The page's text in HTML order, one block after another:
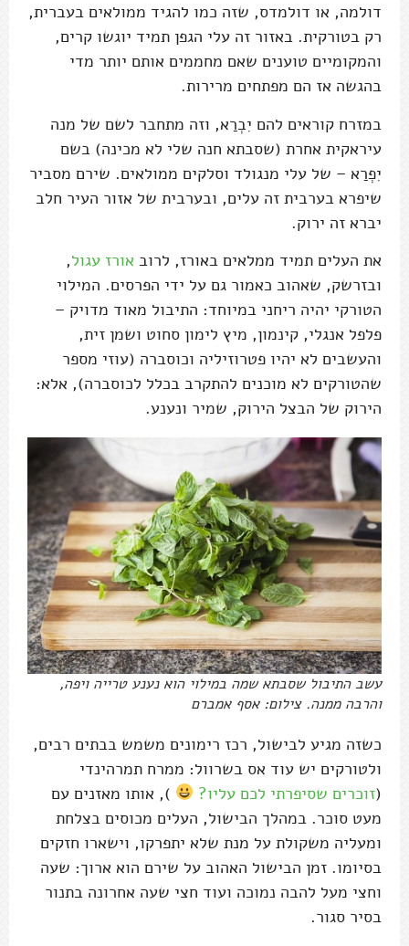
דולמה, או דולמדס, שזה כמו להגיד ממולאים בעברית,
רק בטורקית. באזור זה עלי הגפן תמיד יוגשו קרים,
והמקומיים טוענים שאם מחממים אותם יותר מדי
בהגשה אז הם מפתחים מרירות.
במזרח קוראים להם יִבְרַא, וזה מתחבר לשם של מנה
עיראקית אחרת (שסבתא חנה שלי לא מכינה) בשם
יִפְרַא – של עלי מנגולד וסלקים ממולאים. שירם מסביר
שיפרא בערבית זה עלים, ובערבית של אזור העיר חלב
יברא זה ירוק.
את העלים תמיד ממלאים באורז, לרוב אורז עגול,
ובזרשק, שאהוב כאמור גם על ידי הפרסים. המילוי
הטורקי יהיה ריחני במיוחד: התיבול מאוד מדויק –
פלפל אנגלי, קינמון, מיץ לימון סחוט ושמן זית,
והעשבים לא יהיו פטרוזיליה וכוסברה (עוזי מספר
שהטורקים לא מוכנים להתקרב בכלל לכוסברה), אלא:
הירוק של הבצל הירוק, שמיר ונענע.
עשב התיבול שסבתא שמה במילוי הוא נענע טרייה ויפה,
והרבה ממנה. צילום: אסף אמברם
כשזה מגיע לבישול, רכז רימונים משמש בבתים רבים,
ולטורקים יש עוד אס בשרוול: ממרח תמרהינדי
(זוכרים שסיפרתי לכם עליו?
), אותו מאזנים עם
מעט סוכר. במהלך הבישול, העלים מכוסים בצלחת
ומעליה משקולת על מנת שלא יתפרקו, וישארו חזקים
בסיומו. זמן הבישול האהוב על שירם הוא ארוך: שעה
וחצי מעל להבה נמוכה ועוד חצי שעה אחרונה בתנור
בסיר סגור.